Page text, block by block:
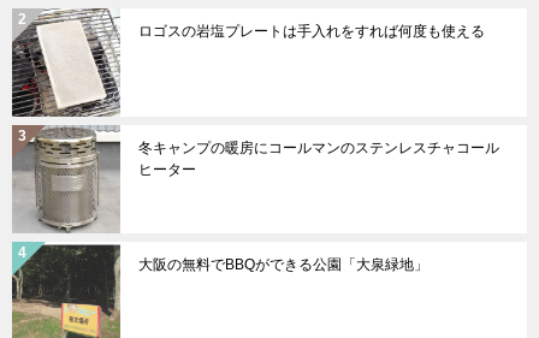
ロゴスの岩塩プレートは手入れをすれば何度も使える
冬キャンプの暖房にコールマンのステンレスチャコール
ヒーター
大阪の無料でBBQができる公園「大泉緑地」